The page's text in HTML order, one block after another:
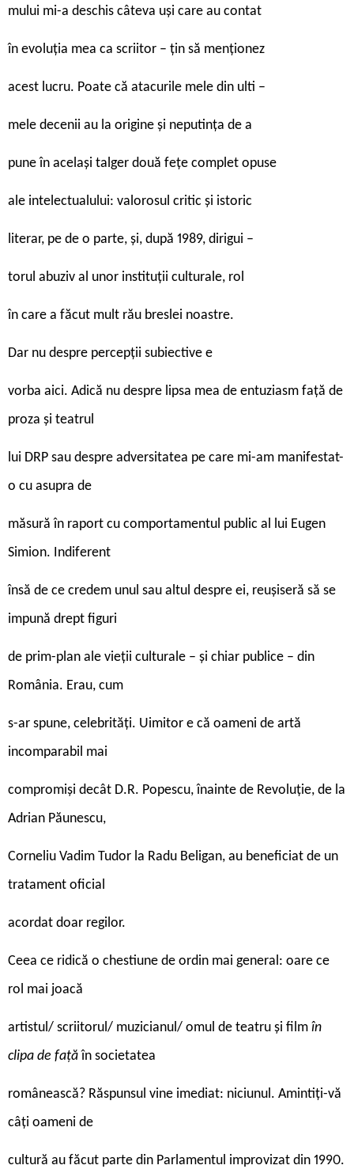
mului mi-a deschis câteva uși care au contat
în evoluția mea ca scriitor – țin să menționez
acest lucru. Poate că atacurile mele din ulti –
mele decenii au la origine și neputința de a
pune în același talger două fețe complet opuse
ale intelectualului: valorosul critic și istoric
literar, pe de o parte, și, după 1989, dirigui –
torul abuziv al unor instituții culturale, rol
în care a făcut mult rău breslei noastre.
Dar nu despre percepții subiective e
vorba aici. Adică nu despre lipsa mea de entuziasm față de
proza și teatrul
lui DRP sau despre adversitatea pe care mi-am manifestat-
o cu asupra de
măsură în raport cu comportamentul public al lui Eugen
Simion. Indiferent
însă de ce credem unul sau altul despre ei, reușiseră să se
impună drept figuri
de prim-plan ale vieții culturale – și chiar publice – din
România. Erau, cum
s-ar spune, celebrități. Uimitor e că oameni de artă
incomparabil mai
compromiși decât D.R. Popescu, înainte de Revoluție, de la
Adrian Păunescu,
Corneliu Vadim Tudor la Radu Beligan, au beneficiat de un
tratament oficial
acordat doar regilor.
Ceea ce ridică o chestiune de ordin mai general: oare ce
rol mai joacă
artistul/ scriitorul/ muzicianul/ omul de teatru și film în
clipa de fațăîn societatea
românească? Răspunsul vine imediat: niciunul. Amintiți-vă
câți oameni de
cultură au făcut parte din Parlamentul improvizat din 1990.